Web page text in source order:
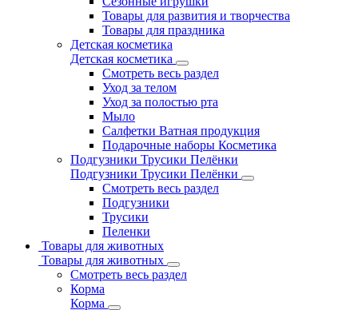
Товары для развития и творчества
Товары для праздника
Детская косметика
Детская косметика
Смотреть весь раздел
Уход за телом
Уход за полостью рта
Мыло
Салфетки Ватная продукция
Подарочные наборы Косметика
Подгузники Трусики Пелёнки
Подгузники Трусики Пелёнки
Смотреть весь раздел
Подгузники
Трусики
Пеленки
Товары для животных
Товары для животных
Смотреть весь раздел
Корма
Корма